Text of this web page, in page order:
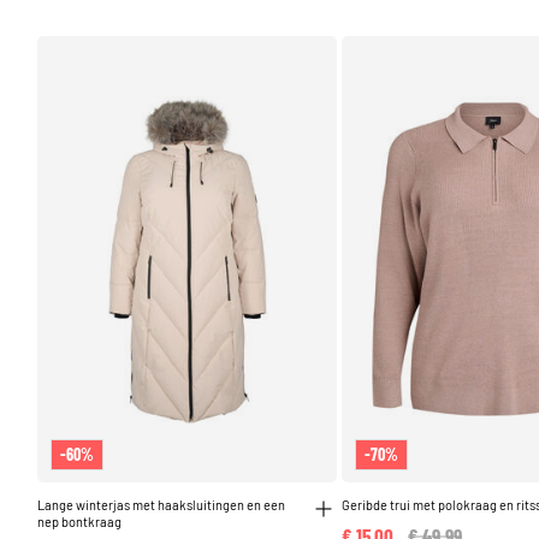
-60%
Lange winterjas met haaksluitingen en een
nep bontkraag
-70%
Geribde trui met polokraag en